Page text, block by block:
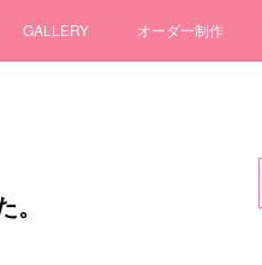
GALLERY オーダー制作